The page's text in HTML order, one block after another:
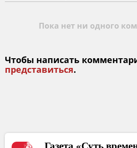
Пока нет ни одного
Чтобы написать
представиться.